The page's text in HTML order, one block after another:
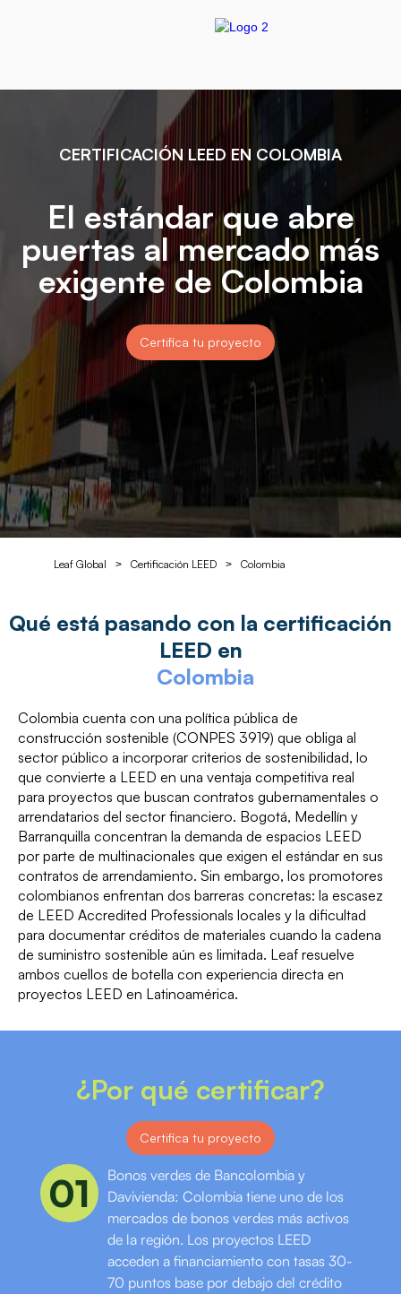
CERTIFICACIÓN LEED EN COLOMBIA
El estándar que abre
puertas al mercado más
exigente de Colombia
Certifica tu proyecto
Leaf Global > Certificación LEED > Colombia
Qué está pasando con la certificación
LEED en
Colombia
Colombia cuenta con una política pública de
construcción sostenible (CONPES 3919) que obliga al
sector público a incorporar criterios de sostenibilidad, lo
que convierte a LEED en una ventaja competitiva real
para proyectos que buscan contratos gubernamentales o
arrendatarios del sector financiero. Bogotá, Medellín y
Barranquilla concentran la demanda de espacios LEED
por parte de multinacionales que exigen el estándar en sus
contratos de arrendamiento. Sin embargo, los promotores
colombianos enfrentan dos barreras concretas: la escasez
de LEED Accredited Professionals locales y la dificultad
para documentar créditos de materiales cuando la cadena
de suministro sostenible aún es limitada. Leaf resuelve
ambos cuellos de botella con experiencia directa en
proyectos LEED en Latinoamérica.
¿Por qué certificar?
Certifica tu proyecto
01
Bonos verdes de Bancolombia y
Davivienda: Colombia tiene uno de los
mercados de bonos verdes más activos
de la región. Los proyectos LEED
acceden a financiamiento con tasas 30-
70 puntos base por debajo del crédito